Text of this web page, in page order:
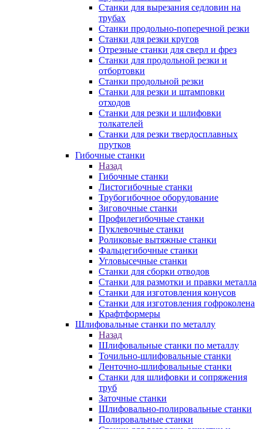
Станки для вырезания седловин на
трубаx
Станки продольно-поперечной резки
Станки для резки кругов
Отрезные станки для сверл и фрез
Станки для продольной резки и
отбортовки
Станки продольной резки
Станки для резки и штамповки
отходов
Станки для резки и шлифовки
толкателей
Станки для резки твердосплавных
прутков
Гибочные станки
Назад
Гибочные станки
Листогибочные станки
Трубогибочное оборудование
Зиговочные станки
Профилегибочные станки
Пуклевочные станки
Роликовые вытяжные станки
Фальцегибочные станки
Угловысечные станки
Станки для сборки отводов
Станки для размотки и правки металла
Станки для изготовления конусов
Станки для изготовления гофроколена
Крафтформеры
Шлифовальные станки по металлу
Назад
Шлифовальные станки по металлу
Точильно-шлифовальные станки
Ленточно-шлифовальные станки
Станки для шлифовки и сопряжения
труб
Заточные станки
Шлифовально-полировальные станки
Полировальные станки